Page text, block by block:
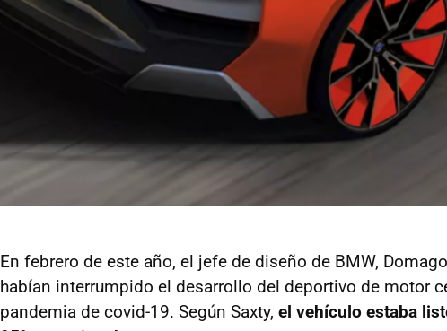
En febrero de este año, el jefe de diseño de BMW,
habían interrumpido el desarrollo del deportivo de motor
pandemia de covid-19. Según Saxty, el vehículo estaba